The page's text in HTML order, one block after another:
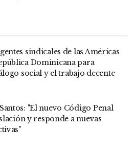
sindicales de las Américas
Dominicana para
social y el trabajo decente
"El nuevo Código Penal
y responde a nuevas